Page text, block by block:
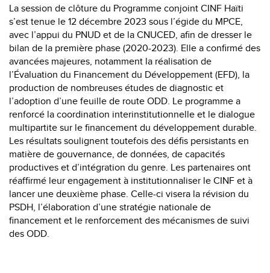
La session de clôture du Programme conjoint CINF Haïti
s’est tenue le 12 décembre 2023 sous l’égide du MPCE,
avec l’appui du PNUD et de la CNUCED, afin de dresser le
bilan de la première phase (2020-2023). Elle a confirmé des
avancées majeures, notamment la réalisation de
l’Évaluation du Financement du Développement (EFD), la
production de nombreuses études de diagnostic et
l’adoption d’une feuille de route ODD. Le programme a
renforcé la coordination interinstitutionnelle et le dialogue
multipartite sur le financement du développement durable.
Les résultats soulignent toutefois des défis persistants en
matière de gouvernance, de données, de capacités
productives et d’intégration du genre. Les partenaires ont
réaffirmé leur engagement à institutionnaliser le CINF et à
lancer une deuxième phase. Celle-ci visera la révision du
PSDH, l’élaboration d’une stratégie nationale de
financement et le renforcement des mécanismes de suivi
des ODD.